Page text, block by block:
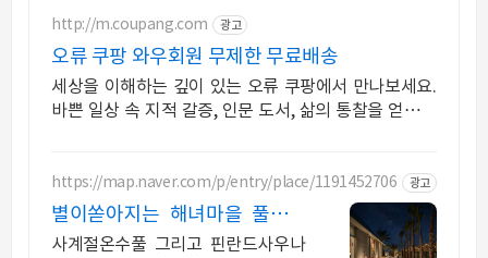
http://m.coupang.com 광고
오류 쿠팡 와우회원 무제한 무료배송
세상을 이해하는 깊이 있는 오류 쿠팡에서 만나보세요.
바쁜 일상 속 지적 갈증, 인문 도서, 삶의 통찰을 얻으세
https://map.naver.com/p/entry/place/1191452706 광고
별이쏟아지는 해녀마을 풀빌라
르세라핌도 다녀간 감성풀빌라
사계절온수풀 그리고 핀란드사우나